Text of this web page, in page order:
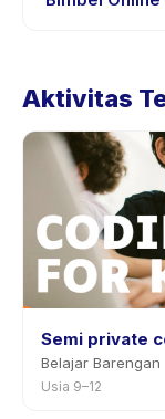
tertera pada
pemberitahuan
Aktivitas
Semi private
Belajar Barengan
Usia 9–12